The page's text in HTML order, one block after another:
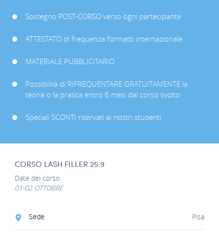
Sostegno POST-CORSO verso ogni partecipante
ATTESTATO di frequenza formato internazionale
MATERIALE PUBBLICITARIO
Possibilità di RIFREQUENTARE GRATUITAMENTE la
teoria o la pratica entro 6 mesi dal corso svolto
Speciali SCONTI riservati ai nostri studenti
CORSO LASH FILLER 25.9
Date del corso
01-02 OTTOBRE
Sede Pisa